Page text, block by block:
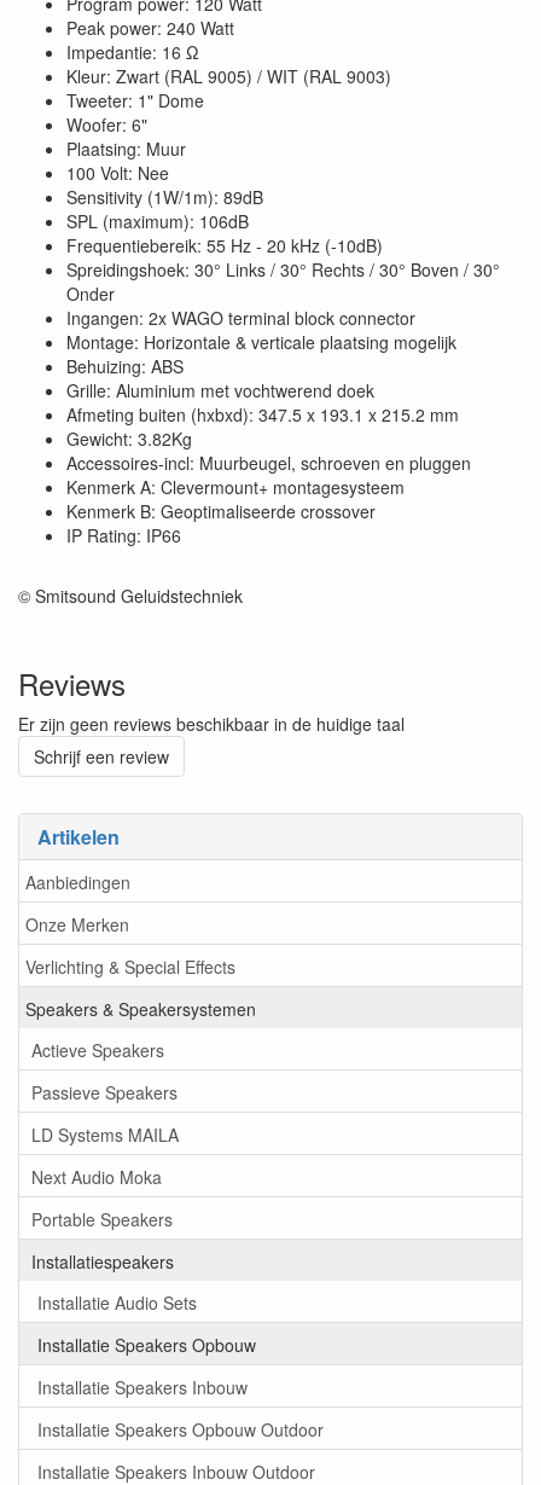
Artikelen
Aanbiedingen
Onze Merken
Verlichting & Special Effects
Speakers & Speakersystemen
Actieve Speakers
Passieve Speakers
LD Systems MAILA
Next Audio Moka
Portable Speakers
Installatiespeakers
Installatie Audio Sets
Installatie Speakers Opbouw
Installatie Speakers Inbouw
Installatie Speakers Opbouw Outdoor
Installatie Speakers Inbouw Outdoor
Peak power: 240 Watt
Impedantie: 16 Ω
Kleur: Zwart (RAL 9005) / WIT (RAL 9003)
Tweeter: 1" Dome
Woofer: 6"
Plaatsing: Muur
100 Volt: Nee
Sensitivity (1W/1m): 89dB
SPL (maximum): 106dB
Frequentiebereik: 55 Hz - 20 kHz (-10dB)
Spreidingshoek: 30° Links / 30° Rechts / 30° Boven / 30°
Onder
Ingangen: 2x WAGO terminal block connector
Montage: Horizontale & verticale plaatsing mogelijk
Behuizing: ABS
Grille: Aluminium met vochtwerend doek
Afmeting buiten (hxbxd): 347.5 x 193.1 x 215.2 mm
Gewicht: 3.82Kg
Accessoires-incl: Muurbeugel, schroeven en pluggen
Kenmerk A: Clevermount+ montagesysteem
Kenmerk B: Geoptimaliseerde crossover
IP Rating: IP66
© Smitsound Geluidstechniek
Reviews
Er zijn geen reviews beschikbaar in de huidige taal
Schrijf een review